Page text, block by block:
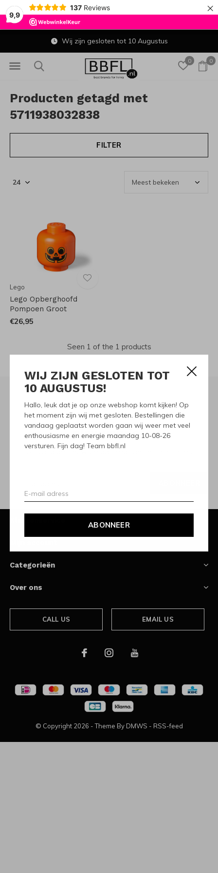
9,9
137 Reviews ×
WIJ ZIJN GESLOTEN TOT
10 AUGUSTUS!
Hallo, leuk dat je op onze webshop komt kijken! Op
het moment zijn wij met gesloten. Bestellingen die
vandaag geplaatst worden gaan wij weer met veel
enthousiasme en energie maandag 10-08-26
versturen. Fijn dag! Team bbfl.nl
ABONNEER
0 0
Wij zijn gesloten tot 10 Augustus
Producten getagd met
5711938032838
FILTER
Lego
Lego Opberghoofd
Pompoen Groot
€26,95
Seen 1 of the 1 products
Meld je aan voor onze
nieuwsbrief
Ontvang de nieuwste aanbiedingen en promoties
Categorieën
Over ons
CALL US EMAIL US
© Copyright 2026 - Theme By DMWS - RSS-feed